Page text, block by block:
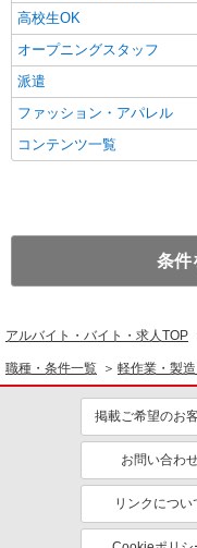
高校生OK
オープニングスタッフ
派遣
ファッション・アパレル
コンテンツ一覧
条件
アルバイト・バイト・求人TOP
職種・条件一覧 軽作業・製
掲載ご希望のお
お問い合わ
リンクについ